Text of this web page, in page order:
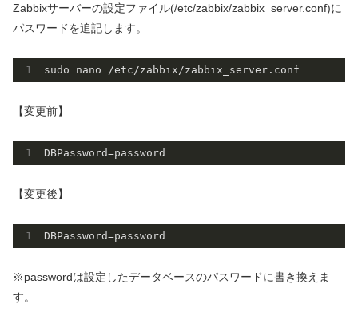
Zabbixサーバーの設定ファイル(/etc/zabbix/zabbix_server.conf)に
パスワードを追記します。
sudo nano /etc/zabbix/zabbix_server.conf
【変更前】
DBPassword=password
【変更後】
DBPassword=password
※passwordは設定したデータベースのパスワードに書き換えま
す。